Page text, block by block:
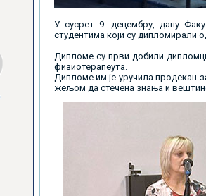
У сусрет 9. децембру, дану
студентима који су дипломирали
Дипломе су први добили
физиотерапеута.
Дипломе им је уручила продекан
жељом да стечена знања и